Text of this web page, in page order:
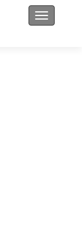
Afficher/